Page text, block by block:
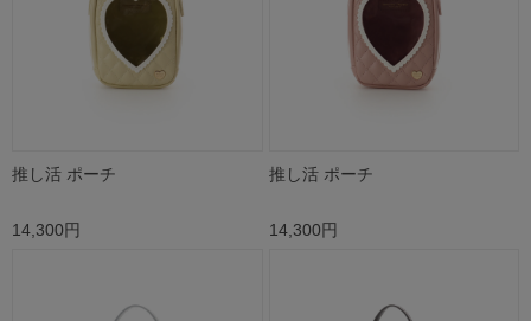
推し活 ポーチ
14,300円
推し活 ポーチ
14,300円